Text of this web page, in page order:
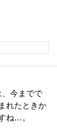
今までで
れたときか
ね…。